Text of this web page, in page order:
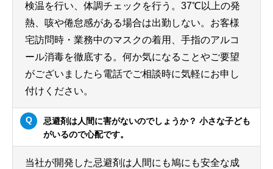
検温を行い、体調チェックを行う。37℃以上の発
熱、咳や倦怠感がある場合は出勤しない。お客様
宅訪問時・業務中のマスクの着用、手指のアルコ
ール消毒を徹底する。何か気になることやご要望
がございましたら電話でご相談時に気軽にお申し
付けください。
忌避剤は人間に害がないのでしょうか？ 小さな子ども
がいるので心配です。
当社が開発した忌避剤は人間にも鳩にも安全な成